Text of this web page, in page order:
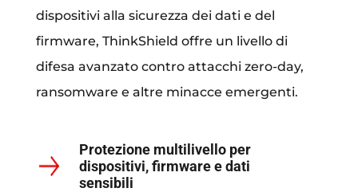
dispositivi alla sicurezza dei dati e del
firmware, ThinkShield offre un livello di
difesa avanzato contro attacchi zero-day,
ransomware e altre minacce emergenti.
Protezione multilivello per
dispositivi, firmware e dati
sensibili